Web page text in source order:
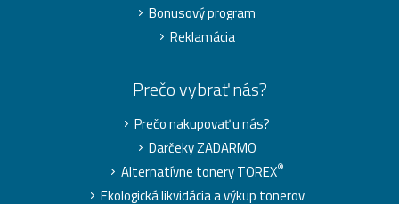
Bonusový program
Reklamácia
Prečo vybrať nás?
Prečo nakupovať u nás?
Darčeky ZADARMO
Alternatívne tonery TOREX®
Ekologická likvidácia a výkup tonerov